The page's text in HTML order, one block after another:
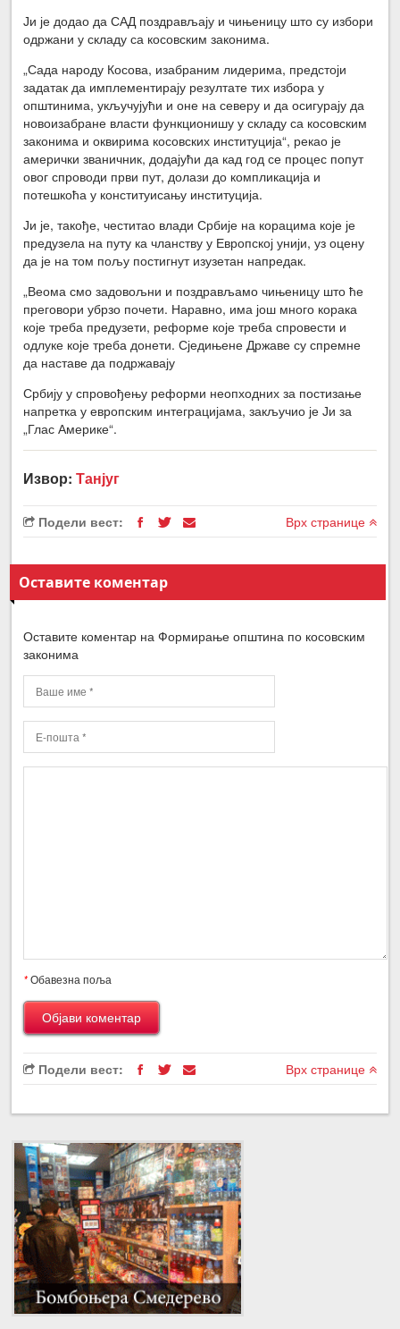
Ји је додао да САД поздрављају и чињеницу што су избори
одржани у складу са косовским законима.
„Сада народу Косова, изабраним лидерима, предстоји
задатак да имплементирају резултате тих избора у
општинима, укључујући и оне на северу и да осигурају да
новоизабране власти функционишу у складу са косовским
законима и оквирима косовских институција“, рекао је
амерички званичник, додајући да кад год се процес попут
овог спроводи први пут, долази до компликација и
потешкоћа у конституисању институција.
Ји је, такође, честитао влади Србије на корацима које је
предузела на путу ка чланству у Европској унији, уз оцену
да је на том пољу постигнут изузетан напредак.
„Веома смо задовољни и поздрављамо чињеницу што ће
преговори убрзо почети. Наравно, има још много корака
које треба предузети, реформе које треба спровести и
одлуке које треба донети. Сједињене Државе су спремне
да наставе да подржавају
Србију у спровођењу реформи неопходних за постизање
напретка у европским интеграцијама, закључио је Ји за
„Глас Америке“.
Извор:Танјуг
Подели вест: Врх странице
Оставите коментар
Оставите коментар на Формирање општина по косовским
законима
*Обавезна поља
Подели вест: Врх странице